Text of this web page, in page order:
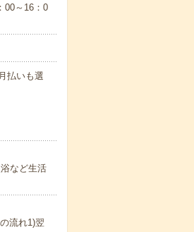
00～16：0
払いも選
など生活
流れ1)翌